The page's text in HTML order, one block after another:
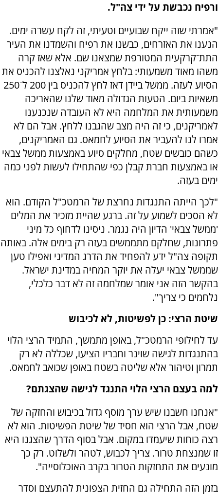
ורפיח נכבשת על ידי צה"ל.
"אמרתי שזה ייקח שבועיים וטעיתי, זה לקח עשרה ימים.
הנענו את האזרחים, כבשנו את רפיח והשמדנו את העיר
התת־קרקעית המטורפת שמצאנו שם. אלא שאז קרה
משהו מאוד משמעותי: בלחץ אמריקני נאלצנו להכניס את
הסיוע לעזה. ממשל ביידן דאז לחץ להכניס בין 200 ל־250
משאיות ביום. הטעות הגדולה מאוד שלנו שהאריכה
משמעותית את המלחמה היא לא העובדה שנכנענו
לאמריקנים, כי זה היה מצב שהגבנו ללחץ. אבל הם לא
אמרו לנו להעביר את הסיוע לחמאס. גם האמריקנים,
כשהם כובשים שטח, מחלקים סיוע באמצעות ממשל צבאי
או באמצעות חברת קבלן כפי שהתחילו לעשות לפני כמה
ימים בעזה.
"לכך הייתה התנגדות נחרצת של הרמטכ"ל הקודם. הוא
לא הסכים לשמוע על זה. ברגע שהיית מזכיר את המלים
'ממשל צבאי' הדיון היה נגמר. ניסינו לדחוף כל מיני
פתרונות, שחלקם מתממשים בעזה רק בימים אלה. באותה
תקופה צה"ל ידע להפחיד את הדרג המדיני ואפילו טען
שממשל צבאי יעלה את יוקר המחיה במדינת ישראל.
בהקשר הזה אני אומר שמלחמה זה לא דבר כלכלי,
נלחמים כי צריך".
שיטת הרצי: כן לפשיטות, לא לכיבוש
עד לחילופי הרמטכ"ל, באופן מתמשך, התמיד הרצי הלוי
בהתנגדות לגישה שוינר וחבריו הציעו, שכללה לא רק
תמרון וטיהור אלא שליטה בשטח באופן שכואב לחמאס.
למה בעצם הרצי הלוי התנגד לגישה שהצגתם?
"אנחנו חשבנו שיש ערך מוסף גדול בכיבוש והחזקה של
שטח, אבל הרצי הוא חסיד של שיטת הפשיטות. הוא לא
רצה כוחות שיעמדו במקום. אבל בסוף הדרך שהצגנו היא
זו שמנצחת טרור. צריך לכבוש, לטהר ולשלוט. רק כך
מונעים את התחזקות הטרור בקרב האוכלוסייה".
בזמן הזה התחילה גם החזית הצפונית להתעצם וסדר